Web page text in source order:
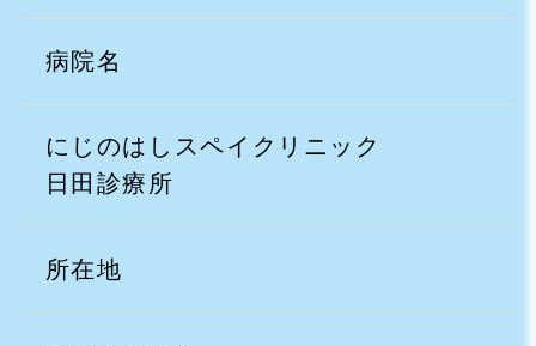
病院名
にじのはしスペイクリニック
日田診療所
所在地